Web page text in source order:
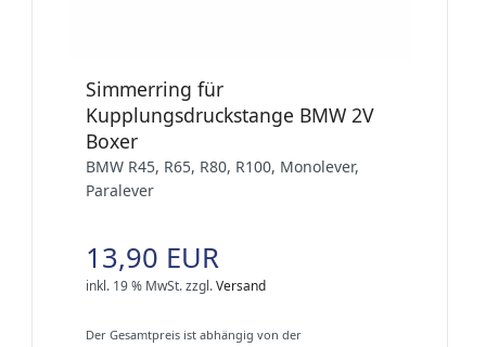
Simmerring für
Kupplungsdruckstange BMW 2V
Boxer
BMW R45, R65, R80, R100, Monolever,
Paralever
13,90 EUR
inkl. 19 % MwSt.zzgl.Versand
Der Gesamtpreis ist abhängig von der